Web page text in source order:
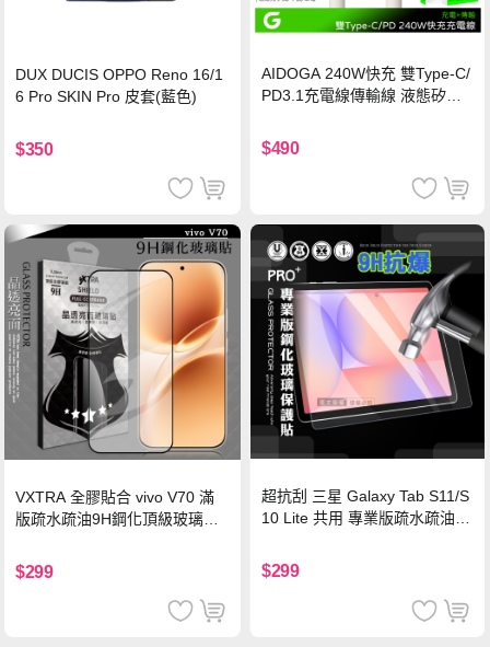
DUX DUCIS OPPO Reno 16/1
6 Pro SKIN Pro 皮套(藍色)
$350
AIDOGA 240W快充 雙Type-C/
PD3.1充電線傳輸線 液態矽膠
機/平板/筆電
$490
VXTRA 全膠貼合 vivo V70 滿
版疏水疏油9H鋼化頂級玻璃貼
$299
超抗刮 三星 Galaxy Tab S11/S
10 Lite 共用 專業版疏水疏油9
$299